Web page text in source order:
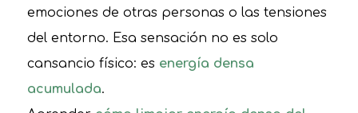
emociones de otras personas o las tensiones
del entorno. Esa sensación no es solo
cansancio físico: es energía densa
acumulada.